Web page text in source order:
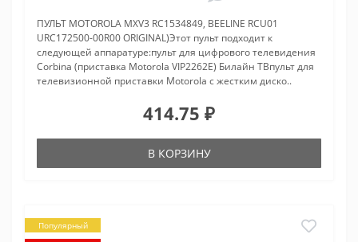
ПУЛЬТ MOTOROLA MXV3 RC1534849, BEELINE RCU01
URC172500-00R00 ORIGINAL)Этот пульт подходит к
следующей аппаратуре:пульт для цифрового телевидения
Corbina (приставка Motorola VIP2262E) Билайн ТВпульт для
телевизионной приставки Motorola с жестким диско..
414.75 ₽
В КОРЗИНУ
Популярный